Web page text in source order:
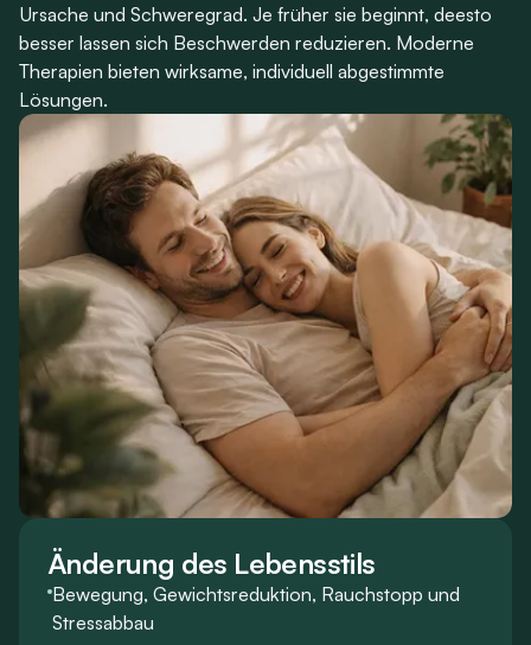
Ursache und Schweregrad. Je früher sie beginnt, deesto
besser lassen sich Beschwerden reduzieren. Moderne
Therapien bieten wirksame, individuell abgestimmte
Lösungen.
Änderung des Lebensstils
Bewegung, Gewichtsreduktion, Rauchstopp und
Stressabbau